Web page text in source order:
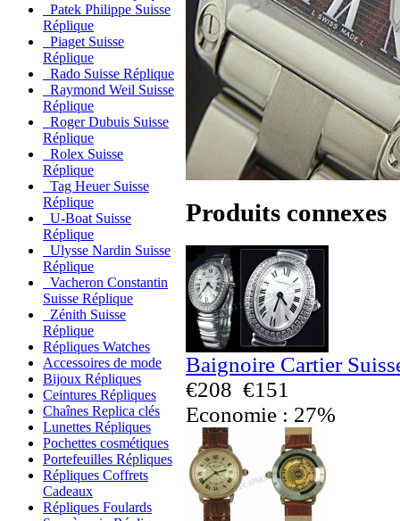
Patek Philippe Suisse
Réplique
Piaget Suisse
Réplique
Rado Suisse Réplique
Raymond Weil Suisse
Réplique
Roger Dubuis Suisse
Réplique
Rolex Suisse
Réplique
Tag Heuer Suisse
Réplique
U-Boat Suisse
Réplique
Ulysse Nardin Suisse
Réplique
Vacheron Constantin
Suisse Réplique
Zénith Suisse
Réplique
Répliques Watches
Accessoires de mode
Bijoux Répliques
Ceintures Répliques
Chaînes Replica clés
Lunettes Répliques
Pochettes cosmétiques
Portefeuilles Répliques
Répliques Coffrets
Cadeaux
Répliques Foulards
Produits connexes
Baignoire Cartier
€208 €151
Economie : 27%